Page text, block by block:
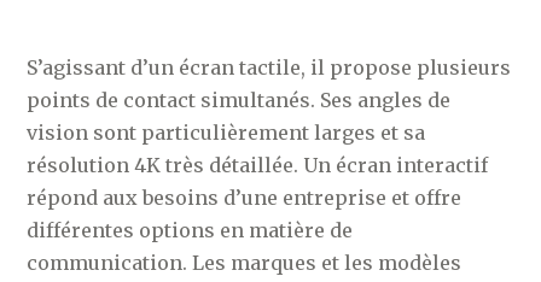
S’agissant d’un écran tactile, il propose plusieurs
points de contact simultanés. Ses angles de
vision sont particulièrement larges et sa
résolution 4K très détaillée. Un écran interactif
répond aux besoins d’une entreprise et offre
différentes options en matière de
communication. Les marques et les modèles